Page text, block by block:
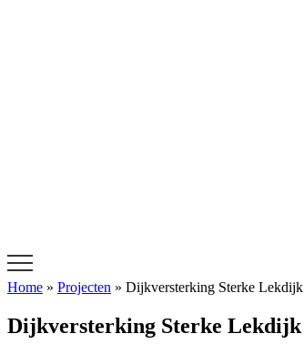
Home » Projecten » Dijkversterking Sterke Lekdijk
Dijkversterking Sterke Lekdijk